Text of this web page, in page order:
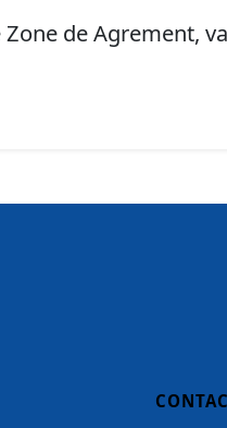
de Agrement,